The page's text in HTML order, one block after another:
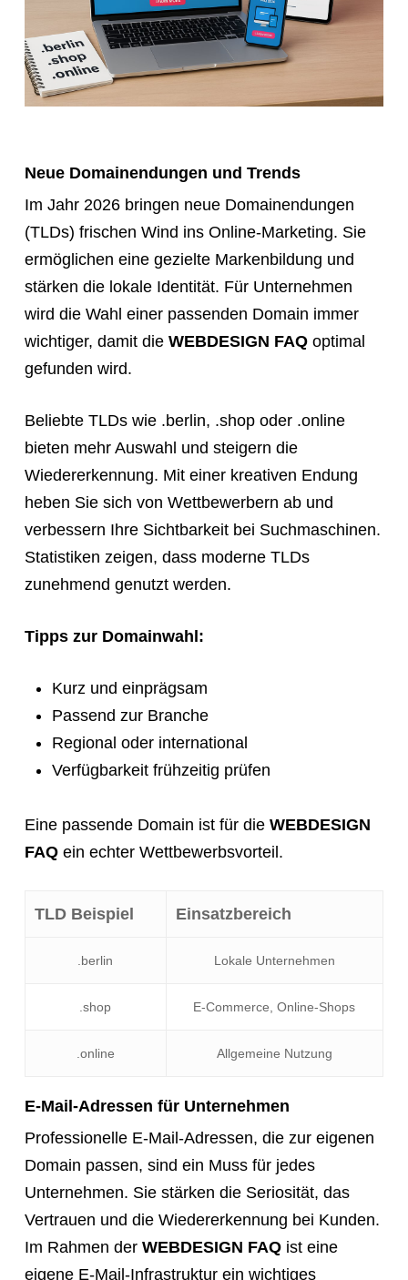
Neue Domainendungen und Trends
Im Jahr 2026 bringen neue Domainendungen
(TLDs) frischen Wind ins Online-Marketing. Sie
ermöglichen eine gezielte Markenbildung und
stärken die lokale Identität. Für Unternehmen
wird die Wahl einer passenden Domain immer
wichtiger, damit die WEBDESIGN FAQoptimal
gefunden wird.
Beliebte TLDs wie .berlin, .shop oder .online
bieten mehr Auswahl und steigern die
Wiedererkennung. Mit einer kreativen Endung
heben Sie sich von Wettbewerbern ab und
verbessern Ihre Sichtbarkeit bei Suchmaschinen.
Statistiken zeigen, dass moderne TLDs
zunehmend genutzt werden.
Tipps zur Domainwahl:
Kurz und einprägsam
Passend zur Branche
Regional oder international
Verfügbarkeit frühzeitig prüfen
Eine passende Domain ist für die WEBDESIGN
FAQein echter Wettbewerbsvorteil.
TLD Beispiel Einsatzbereich
.berlin Lokale Unternehmen
.shop E-Commerce, Online-Shops
.online Allgemeine Nutzung
E-Mail-Adressen für Unternehmen
Professionelle E-Mail-Adressen, die zur eigenen
Domain passen, sind ein Muss für jedes
Unternehmen. Sie stärken die Seriosität, das
Vertrauen und die Wiedererkennung bei Kunden.
Im Rahmen der WEBDESIGN FAQist eine
eigene E-Mail-Infrastruktur ein wichtiges